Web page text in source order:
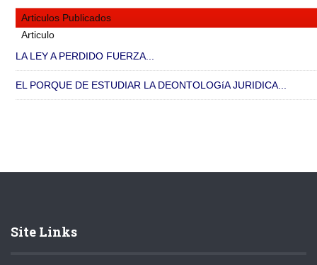
Articulos Publicados
Articulo
LA LEY A PERDIDO FUERZA...
EL PORQUE DE ESTUDIAR LA DEONTOLOGíA JURIDICA...
Site Links